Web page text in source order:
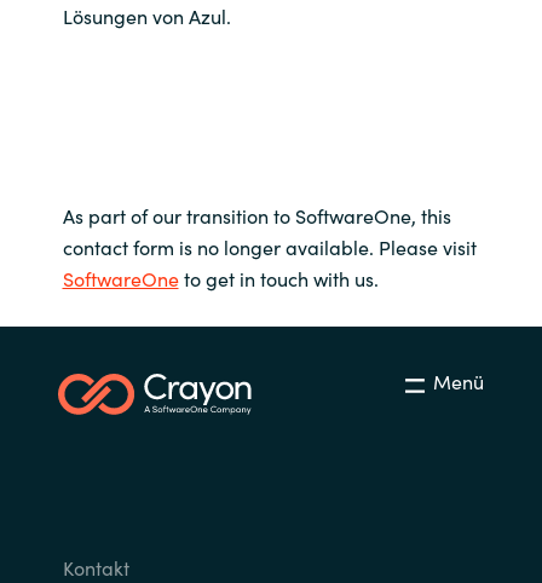
Lösungen von Azul.
As part of our transition to SoftwareOne, this
contact form is no longer available. Please visit
SoftwareOneto get in touch with us.
Menü
Kontakt